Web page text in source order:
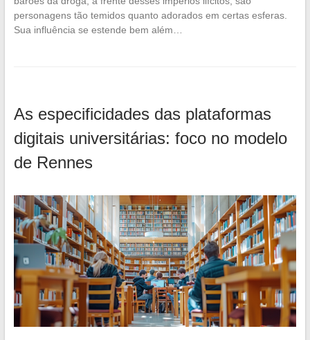
personagens tão temidos quanto adorados em certas esferas.
Sua influência se estende bem além…
As especificidades das plataformas
digitais universitárias: foco no modelo
de Rennes